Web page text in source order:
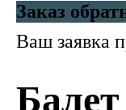
Заказ
Ваш заявка
Балет